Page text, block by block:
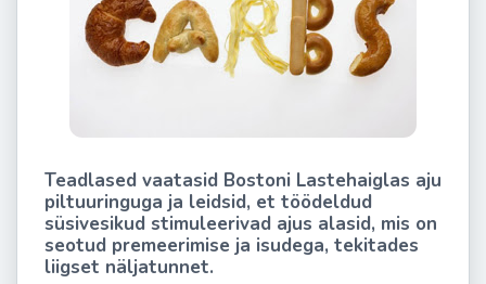
Teadlased vaatasid Bostoni Lastehaiglas aju
piltuuringuga ja leidsid, et töödeldud
süsivesikud stimuleerivad ajus alasid, mis on
seotud premeerimise ja isudega, tekitades
liigset näljatunnet.